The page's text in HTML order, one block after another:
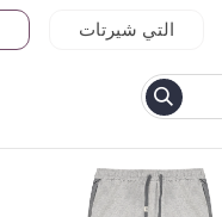
التي شيرتات